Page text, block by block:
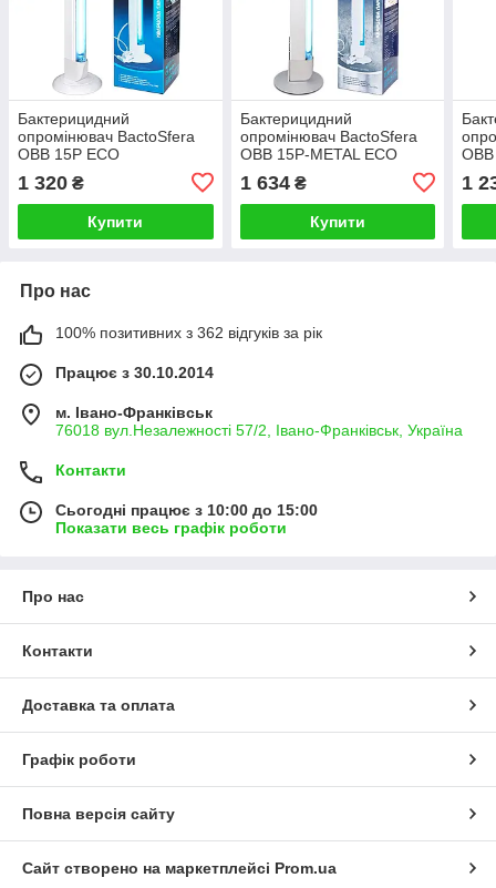
Бактерицидний
опромінювач BactoSfera
OBB 15P ECO
1 320 ₴
Купити
Бактерицидний
опромінювач BactoSfera
OBB 15P-METAL ECO
1 634₴
Купити
1
Про нас
100% позитивних з 362 відгуків за рік
Працює з 30.10.2014
м. Івано-Франківськ
76018 вул.Незалежності 57/2, Івано-Франківськ, Україна
Контакти
Сьогодні працює з 10:00 до 15:00
Показати весь графік роботи
Про нас
Контакти
Доставка та оплата
Графік роботи
Повна версія сайту
Сайт створено на маркетплейсі Prom.ua